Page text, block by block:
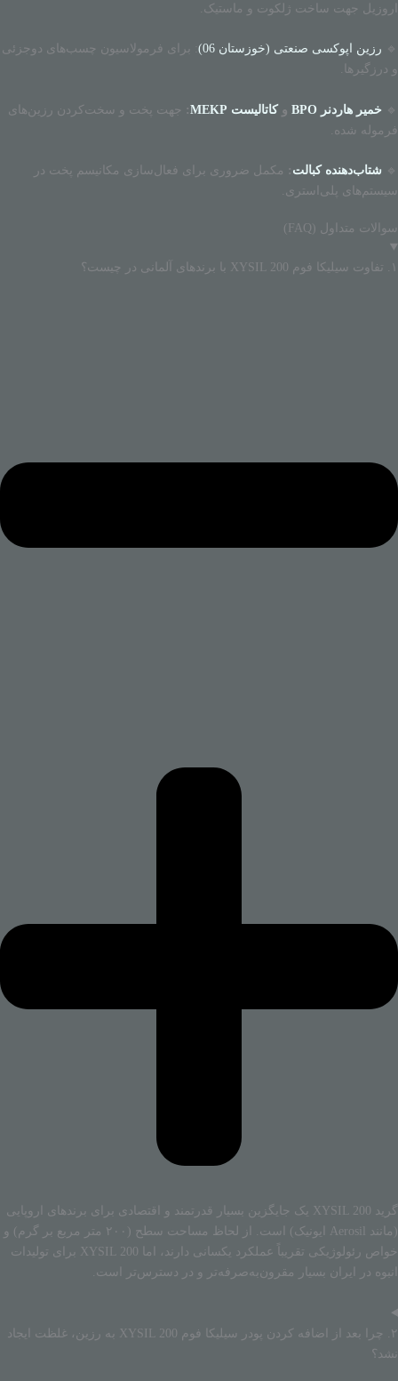
اروزیل جهت ساخت ژلکوت و ماستیک.
🔹 رزین اپوکسی صنعتی (خوزستان 06)
: برای فرمولاسیون چسب‌های دوجزئی
و درزگیرها.
🔹 خمیر هاردنر BPO وکاتالیست MEKP : جهت پخت و سخت‌کردن رزین‌های
فرموله شده.
🔹 شتاب‌دهنده کبالت : مکمل ضروری برای فعال‌سازی مکانیسم پخت در
سیستم‌های پلی‌استری.
سوالات متداول (FAQ)
۱. تفاوت سیلیکا فوم XYSIL 200 با برندهای آلمانی در چیست؟
گرید XYSIL 200 یک جایگزین بسیار قدرتمند و اقتصادی برای برندهای اروپایی
(مانند Aerosil ایونیک) است. از لحاظ مساحت سطح (۲۰۰ متر مربع بر گرم) و
خواص رئولوژیکی تقریباً عملکرد یکسانی دارند، اما XYSIL 200 برای تولیدات
انبوه در ایران بسیار مقرون‌به‌صرفه‌تر و در دسترس‌تر است.
۲. چرا بعد از اضافه کردن پودر سیلیکا فوم XYSIL 200 به رزین، غلظت ایجاد
نشد؟